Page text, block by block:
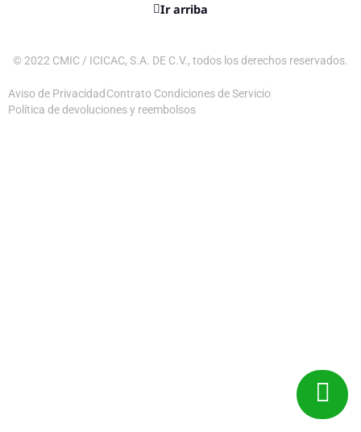
Ir arriba
© 2022 CMIC / ICICAC, S.A. DE C.V., todos los derechos reservados.
Aviso de Privacidad Contrato Condiciones de Servicio
Política de devoluciones y reembolsos